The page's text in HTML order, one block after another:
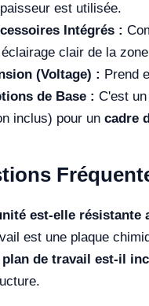
est utilisée.
Intégrés :
clair de la
(Voltage) : Prend
de Base : C'est
inclus) pour un cadre
est-elle résistante
est une plaque
plan de travail est-il